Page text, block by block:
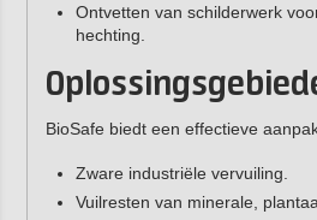
Ontvetten van schilderwerk
hechting.
BioSafe biedt een effectieve
Zware industriële vervuiling.
Vuilresten van minerale,